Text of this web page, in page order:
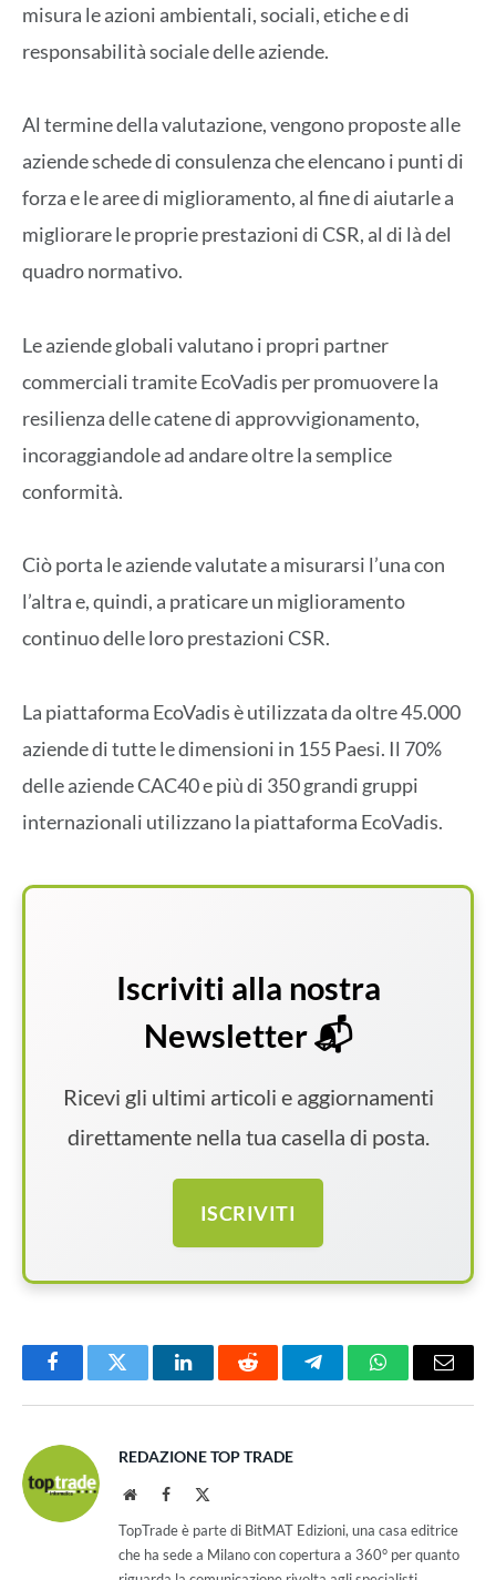
misura le azioni ambientali, sociali, etiche e di
responsabilità sociale delle aziende.
Al termine della valutazione, vengono proposte alle
aziende schede di consulenza che elencano i punti di
forza e le aree di miglioramento, al fine di aiutarle a
migliorare le proprie prestazioni di CSR, al di là del
quadro normativo.
Le aziende globali valutano i propri partner
commerciali tramite EcoVadis per promuovere la
resilienza delle catene di approvvigionamento,
incoraggiandole ad andare oltre la semplice
conformità.
Ciò porta le aziende valutate a misurarsi l’una con
l’altra e, quindi, a praticare un miglioramento
continuo delle loro prestazioni CSR.
La piattaforma EcoVadis è utilizzata da oltre 45.000
aziende di tutte le dimensioni in 155 Paesi. Il 70%
delle aziende CAC40 e più di 350 grandi gruppi
internazionali utilizzano la piattaforma EcoVadis.
Iscriviti alla nostra
Newsletter 📬
Ricevi gli ultimi articoli e aggiornamenti
direttamente nella tua casella di posta.
ISCRIVITI
FacebookTwitter LinkedInReddit TelegramWhatsAppEmail
REDAZIONE TOP TRADE
WebsiteFacebook
TopTrade è parte di BitMAT Edizioni, una casa editrice
che ha sede a Milano con copertura a 360° per quanto